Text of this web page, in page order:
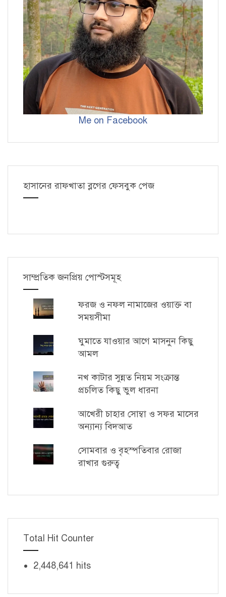
Me on Facebook
হাসানের রাফখাতা ব্লগের ফেসবুক পেজ
সাম্প্রতিক জনপ্রিয় পোস্টসমূহ
ফরজ ও নফল নামাজের ওয়াক্ত বা
সময়সীমা
ঘুমাতে যাওয়ার আগে মাসনুন কিছু
আমল
নখ কাটার সুন্নত নিয়ম সংক্রান্ত
প্রচলিত কিছু ভুল ধারনা
আখেরী চাহার সোম্বা ও সফর মাসের
অন্যান্য বিদআত
সোমবার ও বৃহস্পতিবার রোজা
রাখার গুরুত্ব
Total Hit Counter
2,448,641 hits